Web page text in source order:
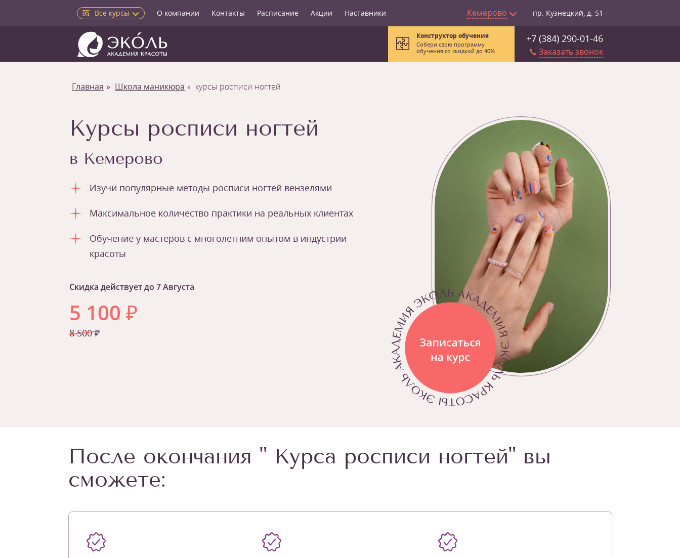
Все курсы О компании Контакты Расписание Акции Наставники Кемерово пр. Кузнецкий, д. 51
+7 (384) 290-01-46
Заказать звонок
Конструктор обучения
Собери свою программу
обучения со скидкой до 40%
Главная Школа маникюра курсы росписи ногтей
Курсы росписи ногтей
в Кемерово
Изучи популярные методы росписи ногтей вензелями
Максимальное количество практики на реальных клиентах
Обучение у мастеров с многолетним опытом в индустрии
красоты
Скидка действует до 7 Августа
5 100 ₽
8 500 ₽
После окончания " Курса росписи ногтей" вы
сможете: